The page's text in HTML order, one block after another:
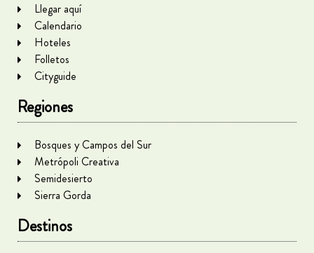
Llegar aquí
Calendario
Hoteles
Folletos
Cityguide
Regiones
Bosques y Campos del Sur
Metrópoli Creativa
Semidesierto
Sierra Gorda
Destinos